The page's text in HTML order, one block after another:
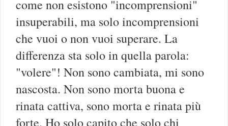
come non esistono "incomprensioni"
insuperabili, ma solo incomprensioni
che vuoi o non vuoi superare. La
differenza sta solo in quella parola:
"volere"! Non sono cambiata, mi sono
nascosta. Non sono morta buona e
rinata cattiva, sono morta e rinata più
forte. Ho solo capito che solo chi